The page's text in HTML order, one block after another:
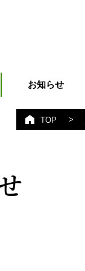
お知らせ
TOP >